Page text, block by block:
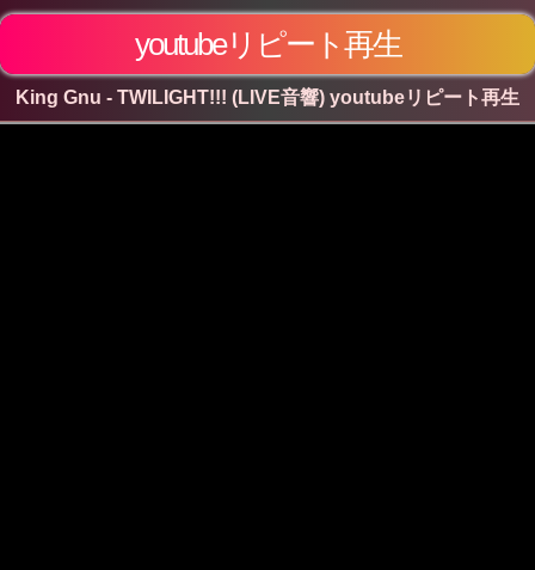
youtubeリピート再生
King Gnu - TWILIGHT!!! (LIVE音響) youtubeリピート再生